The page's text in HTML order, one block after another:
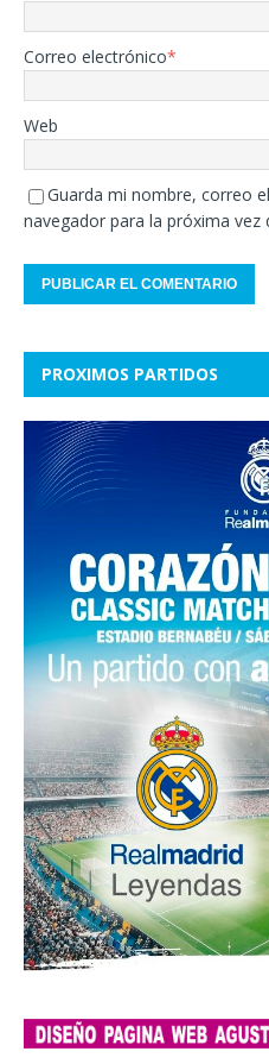
Correo electrónico*
Web
Guarda mi nombre, correo
navegador para la próxima vez
PROXIMOS PARTIDOS